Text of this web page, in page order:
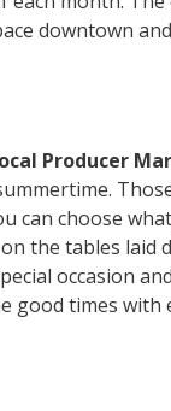
verano
downtown
Producer
can choose
the tables laid
occasion
good times with